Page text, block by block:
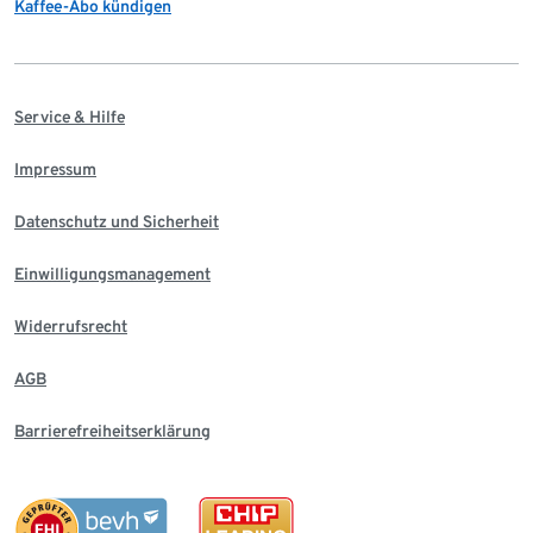
Kaffee-Abo kündigen
Service & Hilfe
Impressum
Datenschutz und Sicherheit
Einwilligungsmanagement
Widerrufsrecht
AGB
Barrierefreiheitserklärung